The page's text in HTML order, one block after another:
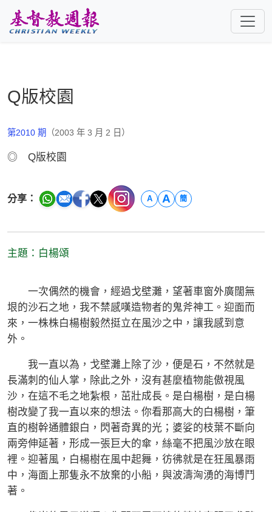
Q版校園
第2010 期 （2003 年 3 月 2 日）
◎ Q版校園
分享： A A 簡
主題：白楊頌
一次偶然的機會，經過戈壁灘，望著車窗外廣闊無
垠的沙石之地，我不禁感嘆造物者的鬼斧神工。迎面而
來，一株株白楊樹毅然挺立在風沙之中，讓我感到意
外。
我一直以為，戈壁灘上除了沙，便是石，不然就是
長滿刺的仙人掌，除此之外，沒有甚麼植物能傲視風
沙，在這不毛之地紮根，茁壯成長。是白楊樹，是白楊
樹改變了我一直以來的想法。你看那高大的白楊樹，筆
直的樹幹通體銀白，閃著奇異的光；婆娑的枝葉不斷向
兩旁伸延著，形成一張巨大的傘，絲毫不把風沙放在眼
裡。迎著風，白楊樹在風中起舞，彷彿就是在狂風暴雨
中，海面上那隻永不放棄的小船，與波濤洶湧的海博鬥
著。